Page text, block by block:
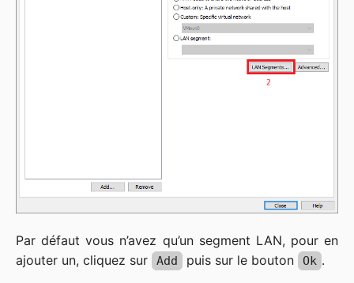
Par défaut vous n’avez qu’un segment LAN, pour en
ajouter un, cliquez sur
Add puis sur le bouton Ok .